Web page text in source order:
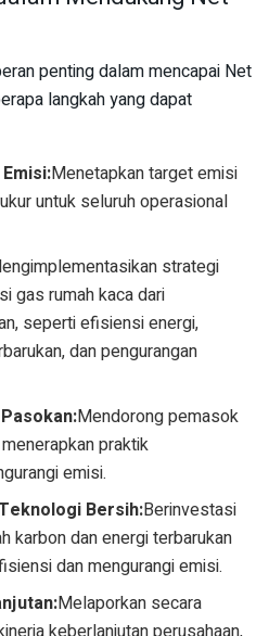
penting dalam mencapai Net
langkah yang dapat
Menetapkan target emisi
untuk seluruh operasional
strategi
gas rumah kaca dari
seperti efisiensi energi,
dan pengurangan
Mendorong pemasok
praktik
emisi.
Bersih:Berinvestasi
karbon dan energi terbarukan
dan mengurangi emisi.
Melaporkan secara